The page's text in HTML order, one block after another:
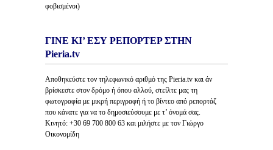
φοβισμένοι)
ΓΙΝΕ ΚΙ’ ΕΣΥ ΡΕΠΟΡΤΕΡ ΣΤΗΝ
Pieria.tv
Αποθηκεύστε τον τηλεφωνικό αριθμό της Pieria.tv και άν
βρίσκεστε στον δρόμο ή όπου αλλού, στείλτε μας τη
φωτογραφία με μικρή περιγραφή ή το βίντεο από ρεπορτάζ
που κάνατε για να το δημοσιεύσουμε με τ’ όνομά σας.
Κινητό: +30 69 700 800 63 και μιλήστε με τον Γιώργο
Οικονομίδη